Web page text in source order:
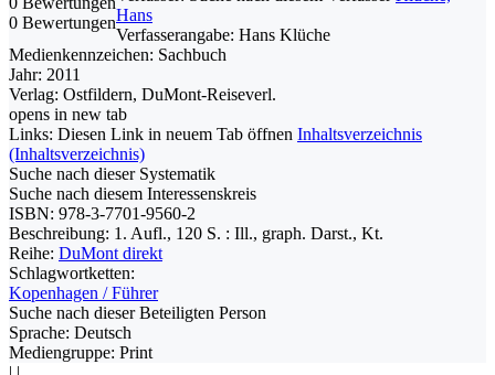
0 BewertungenHans
Verfasserangabe: Hans Klüche
Medienkennzeichen: Sachbuch
Jahr: 2011
Verlag: Ostfildern, DuMont-Reiseverl.
opens in new tab
Links: Diesen Link in neuem Tab öffnen Inhaltsverzeichnis
(Inhaltsverzeichnis)
Suche nach dieser Systematik
Suche nach diesem Interessenskreis
ISBN: 978-3-7701-9560-2
Beschreibung: 1. Aufl., 120 S. : Ill., graph. Darst., Kt.
Reihe: DuMont direkt
Schlagwortketten:
Kopenhagen / Führer
Suche nach dieser Beteiligten Person
Sprache: Deutsch
Mediengruppe: Print